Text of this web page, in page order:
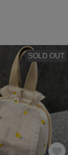
SOLD OUT